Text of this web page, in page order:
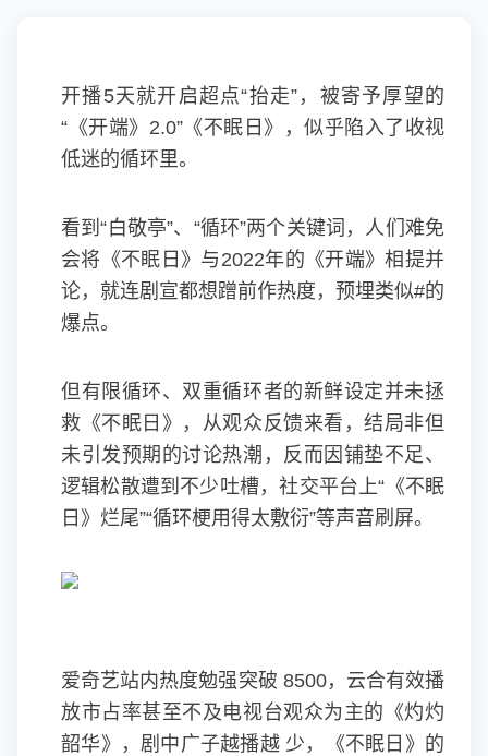
开播5天就开启超点“抬走”，被寄予厚望的
“《开端》2.0”《不眠日》，似乎陷入了收视
低迷的循环里。
看到“白敬亭”、“循环”两个关键词，人们难免
会将《不眠日》与2022年的《开端》相提并
论，就连剧宣都想蹭前作热度，预埋类似#的
爆点。
但有限循环、双重循环者的新鲜设定并未拯
救《不眠日》，从观众反馈来看，结局非但
未引发预期的讨论热潮，反而因铺垫不足、
逻辑松散遭到不少吐槽，社交平台上“《不眠
日》烂尾”“循环梗用得太敷衍”等声音刷屏。
爱奇艺站内热度勉强突破 8500，云合有效播
放市占率甚至不及电视台观众为主的《灼灼
韶华》，剧中广子越播越 少，《不眠日》的